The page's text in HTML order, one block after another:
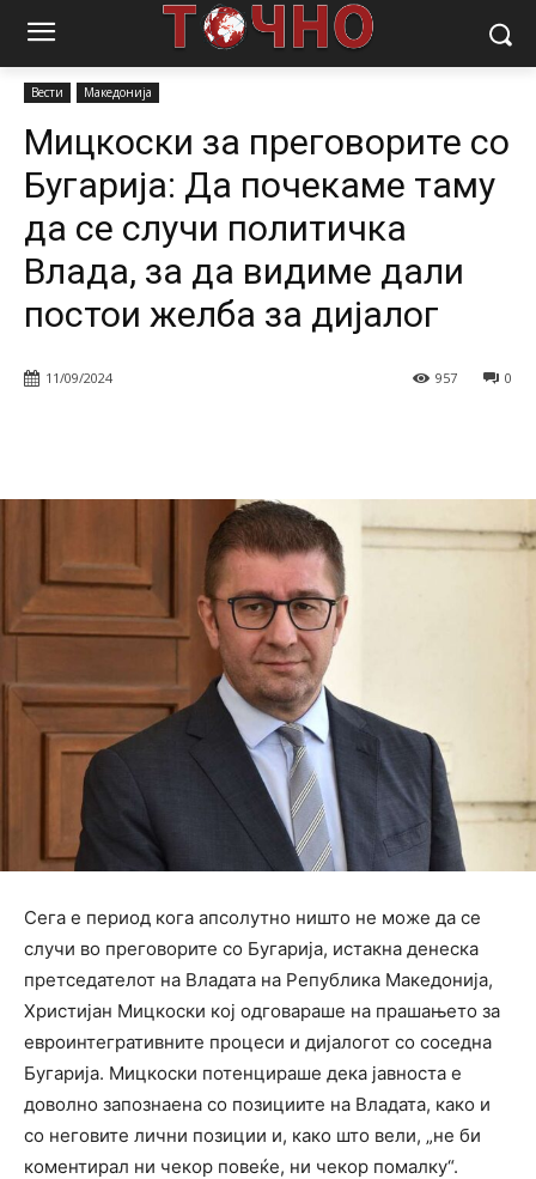
Почетна
Мицкоски за преговорите со Бугарија: Да
Вести Македонија
Мицкоски за преговорите со
Бугарија: Да почекаме таму
да се случи политичка
Влада, за да видиме дали
постои желба за дијалог
11/09/2024 0
957
Сега е период кога апсолутно ништо не може да се
случи во преговорите со Бугарија, истакна денеска
претседателот на Владата на Република Македонија,
Христијан Мицкоски кој одговараше на прашањето за
евроинтегративните процеси и дијалогот со соседна
Бугарија. Мицкоски потенцираше дека јавноста е
доволно запознаена со позициите на Владата, како и
со неговите лични позиции и, како што вели, „не би
коментирал ни чекор повеќе, ни чекор помалку“.